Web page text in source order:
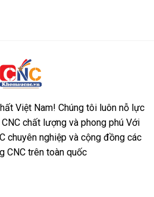
Việt Nam! Chúng tôi luôn nỗ lực
chất lượng và phong phú Với
chuyên nghiệp và cộng đồng các
CNC trên toàn quốc